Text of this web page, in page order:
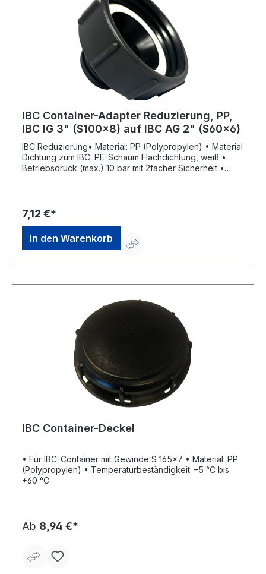
IBC Container-Adapter Reduzierung, PP,
IBC IG 3" (S100x8) auf IBC AG 2" (S60x6)
IBC Reduzierung• Material: PP (Polypropylen) • Material
Dichtung zum IBC: PE-Schaum Flachdichtung, weiß •
Betriebsdruck (max.) 10 bar mit 2facher Sicherheit •
+492241932580, info@mcc-germany.com
7,12 €*
In den Warenkorb
IBC Container-Deckel
• Für IBC-Container mit Gewinde S 165x7 • Material: PP
(Polypropylen) • Temperaturbeständigkeit: –5 °C bis
+60 °C
Ab 8,94 €*